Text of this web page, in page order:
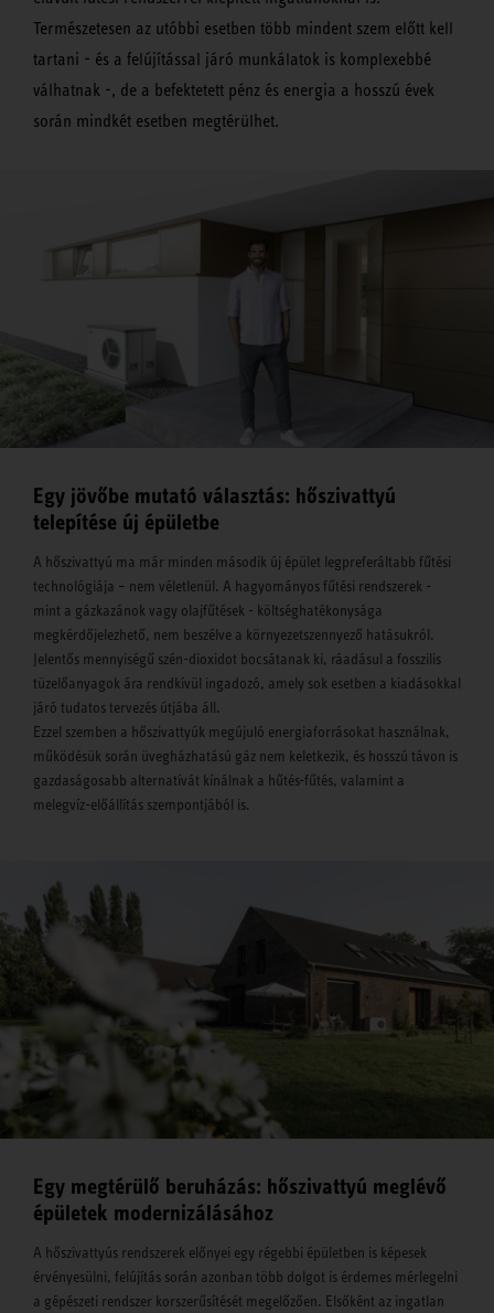
Természetesen az utóbbi esetben több mindent szem előtt kell
tartani - és a felújítással járó munkálatok is komplexebbé
válhatnak -, de a befektetett pénz és energia a hosszú évek
során mindkét esetben megtérülhet.
Egy jövőbe mutató választás: hőszivattyú
telepítése új épületbe
A hőszivattyú ma már minden második új épület legpreferáltabb fűtési
technológiája – nem véletlenül. A hagyományos fűtési rendszerek -
mint a gázkazánok vagy olajfűtések - költséghatékonysága
megkérdőjelezhető, nem beszélve a környezetszennyező hatásukról.
Jelentős mennyiségű szén-dioxidot bocsátanak ki, ráadásul a fosszilis
tüzelőanyagok ára rendkívül ingadozó, amely sok esetben a kiadásokkal
járó tudatos tervezés útjába áll.
Ezzel szemben a hőszivattyúk megújuló energiaforrásokat használnak,
működésük során üvegházhatású gáz nem keletkezik, és hosszú távon is
gazdaságosabb alternatívát kínálnak a hűtés-fűtés, valamint a
melegvíz-előállítás szempontjából is.
Egy megtérülő beruházás: hőszivattyú meglévő
épületek modernizálásához
A hőszivattyús rendszerek előnyei egy régebbi épületben is képesek
érvényesülni, felújítás során azonban több dolgot is érdemes mérlegelni
a gépészeti rendszer korszerűsítését megelőzően. Elsőként az ingatlan